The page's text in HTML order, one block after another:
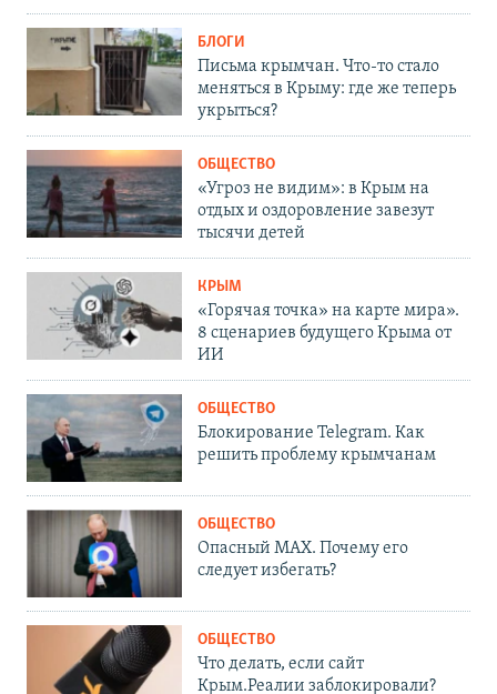
БЛОГИ
Письма крымчан. Что-то стало
меняться в Крыму: где же теперь
укрыться?
ОБЩЕСТВО
«Угроз не видим»: в Крым на
отдых и оздоровление завезут
тысячи детей
КРЫМ
«Горячая точка» на карте мира».
8 сценариев будущего Крыма от
ИИ
ОБЩЕСТВО
Блокирование Telegram. Как
решить проблему крымчанам
ОБЩЕСТВО
Опасный MAX. Почему его
следует избегать?
ОБЩЕСТВО
Что делать, если сайт
Крым.Реалии заблокировали?